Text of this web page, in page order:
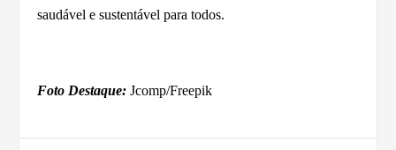
saudável e sustentável para todos.
Foto Destaque: Jcomp/Freepik